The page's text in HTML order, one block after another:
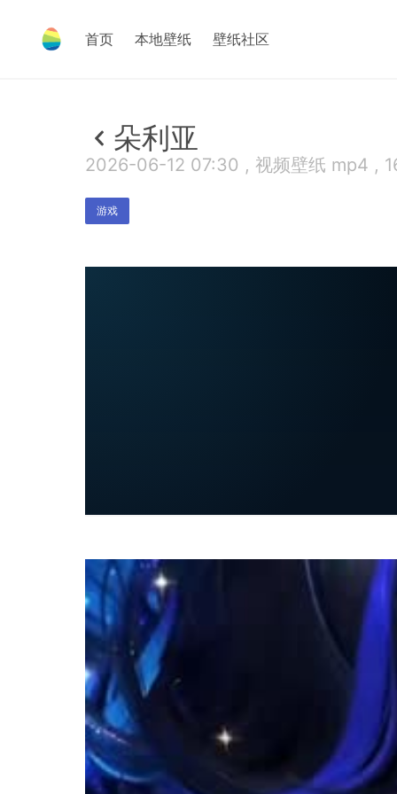
首页 本地壁纸 壁纸社区
朵利亚
2026-06-12 07:30 , 视频壁纸 mp4 ,
游戏